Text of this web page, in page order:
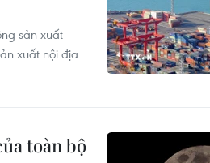
sản xuất
xuất nội địa
toàn bộ